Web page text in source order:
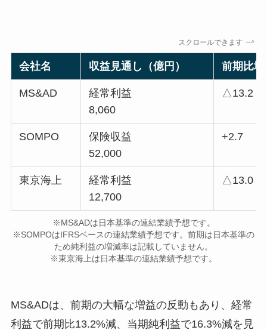
スクロールできます
会社名 収益見通し（億円） 前期比
MS&AD
経常利益
8,060
△13.2
SOMPO
保険収益
52,000
+2.7
東京海上
経常利益
12,700
△13.0
※MS&ADは日本基準の連結業績予想です。
※SOMPOはIFRSベースの連結業績予想です。前期は日本基準の
ため純利益の増減率は記載していません。
※東京海上は日本基準の連結業績予想です。
MS&ADは、前期の大幅な増益の反動もあり、経常
利益で前期比13.2%減、当期純利益で16.3%減を見